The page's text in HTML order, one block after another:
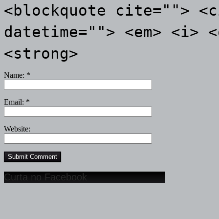
<blockquote cite="">
datetime=""> <em> <i>
<strong>
Name: *
Email: *
Website:
Curta no Facebook